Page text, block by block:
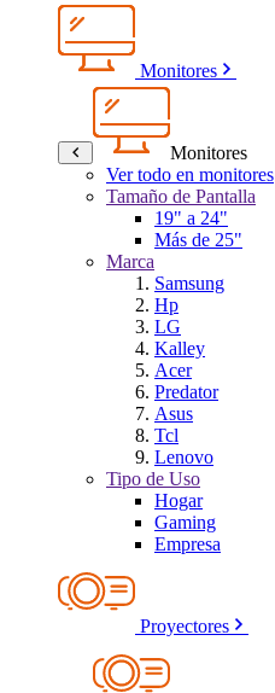
Monitores
Monitores
Ver todo en monitores
Tamaño de Pantalla
19" a 24"
Más de 25"
Marca
Samsung
Hp
LG
Kalley
Acer
Predator
Asus
Tcl
Lenovo
Tipo de Uso
Hogar
Gaming
Empresa
Proyectores